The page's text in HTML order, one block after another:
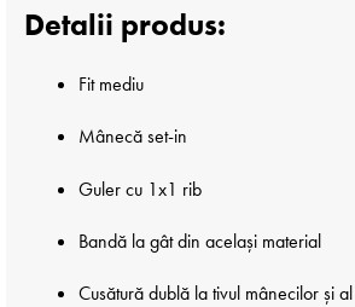
Detalii produs:
Fit mediu
Mânecă set-in
Guler cu 1x1 rib
Bandă la gât din același material
Cusătură dublă la tivul mânecilor și